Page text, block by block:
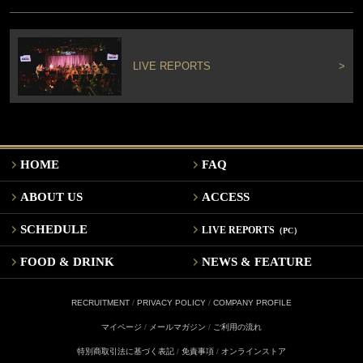
LIVE REPORTS >
HOME FAQ
ABOUT US ACCESS
SCHEDULE LIVE REPORTS （PC）
FOOD & DRINK NEWS & FEATURE
RECRUITMENT / PRIVACY POLICY / COMPANY PROFILE
マイページ / メールマガジン / ご利用の流れ
特別商取引法に基づく表記 / 免責事項 / オンラインストア